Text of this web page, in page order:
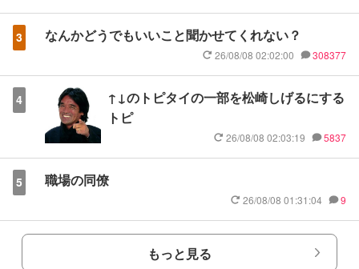
3 なんかどうでもいいこと聞かせてくれない？
26/08/08 02:02:00 308377
4
↑↓のトピタイの一部を松崎しげるにする
トピ
26/08/08 02:03:19 5837
5 職場の同僚
26/08/08 01:31:04 9
もっと見る